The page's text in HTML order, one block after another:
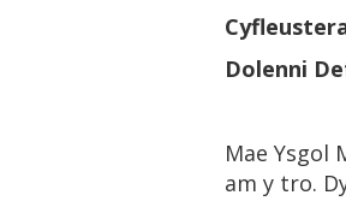
Dolenni
Mae Ysgol
am y tro.